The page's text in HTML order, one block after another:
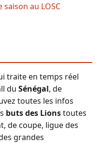
saison au LOSC
traite en temps réel
du Sénégal, de
toutes les infos
buts des Lionstoutes
de coupe, ligue des
grandes